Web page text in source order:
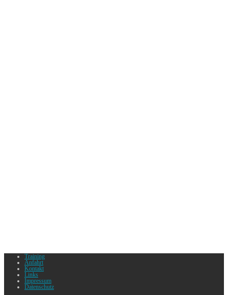
Training
Anfahrt
Kontakt
Links
Impressum
Datenschutz